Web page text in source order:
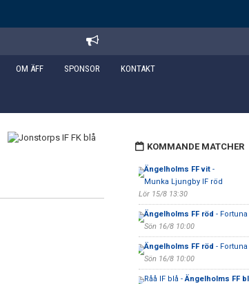
OM ÄFF SPONSOR KONTAKT
KOMMANDE MATCHER
Ängelholms FF vit-
Munka Ljungby IF röd
Lör 15/8 13:30
Ängelholms FF röd - Fortuna
Sön 16/8 10:00
Ängelholms FF röd - Fortuna
Sön 16/8 10:00
Råå IF blå -Ängelholms FF